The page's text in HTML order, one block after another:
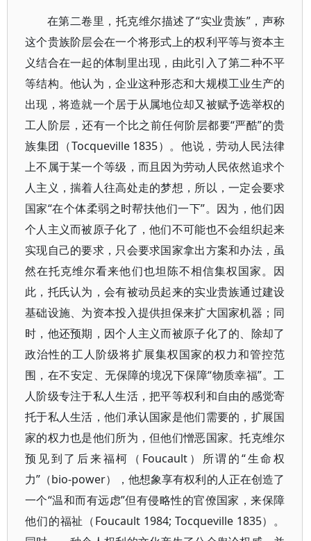
在第二卷里，托克维尔描述了“实业贵族”，声称
这个贵族阶层会在一个将形式上的权利平等与资本主
义结合在一起的体制里出现，由此引入了第二种不平
等结构。他认为，企业这种形态和大规模工业生产的
出现，将造就一个居于从属地位却又被赋予选举权的
工人阶层，还有一个比之前任何阶层都要“严酷”的贵
族集团（Tocqueville 1835）。他说，劳动人民法律
上不属于某一个等级，而且因为劳动人民依然追求个
人主义，揣着人往高处走的梦想，所以，一定会要求
国家“在个体柔弱之时帮扶他们一下”。因为，他们因
个人主义而被原子化了，他们不可能也不会组织起来
实现自己的要求，只会要求国家拿出方案和办法，虽
然在托克维尔看来他们也坦陈不相信集权国家。因
此，托氏认为，会有被动员起来的实业贵族通过建设
基础设施、为资本投入提供担保来扩大国家机器；同
时，他还预期，因个人主义而被原子化了的、除却了
政治性的工人阶级将扩展集权国家的权力和管控范
围，在不安定、无保障的境况下保障“物质幸福”。工
人阶级专注于私人生活，把平等权利和自由的感觉寄
托于私人生活，他们承认国家是他们需要的，扩展国
家的权力也是他们所为，但他们憎恶国家。托克维尔
预见到了后来福柯（Foucault）所谓的“生命权
力”（bio-power），他想象享有权利的人正在创造了
一个“温和而有远虑”但有侵略性的官僚国家，来保障
他们的福祉（Foucault 1984; Tocqueville 1835）。